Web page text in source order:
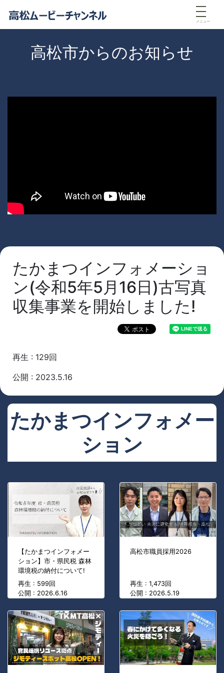
メニュー
高松市からのお知らせ
たかまつインフォメーショ
ン(令和5年5月16日)古写真
収集事業を開始しました!
再生 : 129回
公開 : 2023.5.16
たかまつインフォメー
ション
【たかまつインフォメー
ション】市・県民税 森林
環境税の納付について!
再生 : 599回
公開 : 2026.6.16
高松市職員採用2026
再生 : 1,473回
公開 : 2026.5.19